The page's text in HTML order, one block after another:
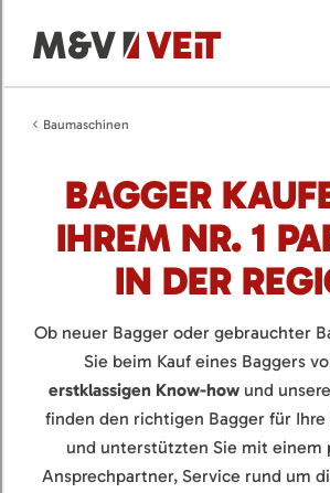
Baumaschinen
BAGGER
IHREM NR. 1
IN DER
Ob neuer Bagger oder gebrauchter
Sie beim Kauf eines Baggers
erstklassigen Know-how und
finden den richtigen Bagger für
und unterstützten Sie mit einem
Ansprechpartner, Service rund um